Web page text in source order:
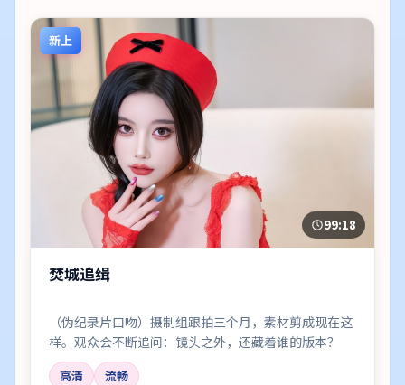
新上
99:18
焚城追缉
（伪纪录片口吻）摄制组跟拍三个月，素材剪成现在这
样。观众会不断追问：镜头之外，还藏着谁的版本？
高清
流畅